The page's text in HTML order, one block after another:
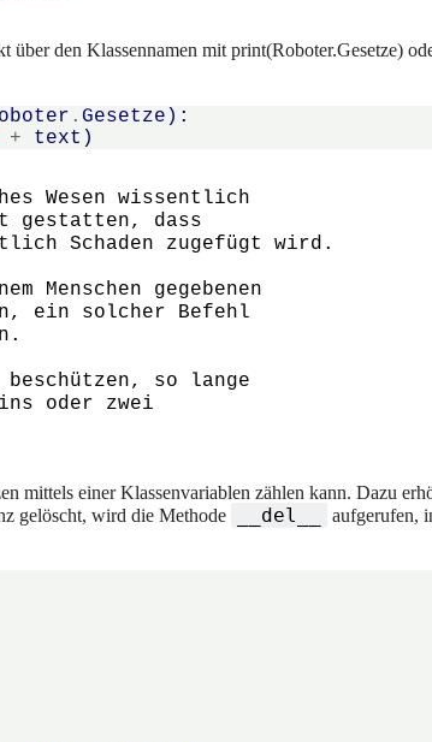
den Klassennamen mit print(Roboter.Gesetze)
. Gesetze ):
+ text )
Wesen wissentlich
gestatten, dass
Schaden zugefügt wird.
Menschen gegebenen
ein solcher Befehl
so lange
oder zwei
mittels einer Klassenvariablen zählen kann. Dazu
gelöscht, wird die Methode
__del__
aufgerufen,